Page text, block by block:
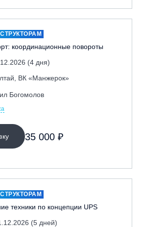
поле»
"Атмосфера"
ВГК «Лисья Гора»
ГК Леонида Тягачёва
ГЛК «Красная Горка»
п. Чулково, ГК «Гая Северина»
Сергиев Посад, вейк парк Boardberry
координационные повороты
(4 дня)
ВК «Манжерок»
Богомолов
35 000 ₽
техники по концепции UPS
(5 дней)